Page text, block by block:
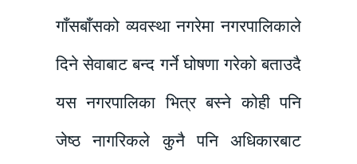
गाँसबाँसको व्यवस्था नगरेमा नगरपालिकाले
दिने सेवाबाट बन्द गर्ने घोषणा गरेको बताउदै
यस नगरपालिका भित्र बस्ने कोही पनि
जेष्ठ नागरिकले कुनै पनि अधिकारबाट